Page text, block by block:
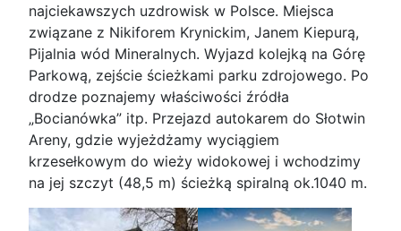
najciekawszych uzdrowisk w Polsce. Miejsca
związane z Nikiforem Krynickim, Janem Kiepurą,
Pijalnia wód Mineralnych. Wyjazd kolejką na Górę
Parkową, zejście ścieżkami parku zdrojowego. Po
drodze poznajemy właściwości źródła
„Bocianówka” itp. Przejazd autokarem do Słotwin
Areny, gdzie wyjeżdżamy wyciągiem
krzesełkowym do wieży widokowej i wchodzimy
na jej szczyt (48,5 m) ścieżką spiralną ok.1040 m.